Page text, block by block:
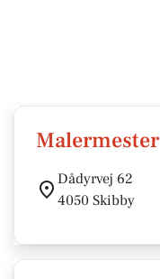
Dådyrvej 62
4050 Skibby